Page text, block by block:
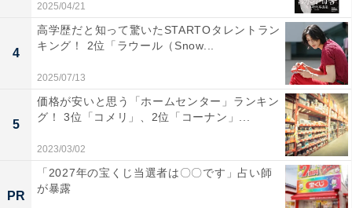
2025/04/21
4
高学歴だと知って驚いたSTARTOタレントラン
キング！ 2位「ラウール（Snow...
2025/07/13
5
価格が安いと思う「ホームセンター」ランキン
グ！ 3位「コメリ」、2位「コーナン」...
2023/03/02
PR
「2027年の宝くじ当選者は〇〇です」占い師
が暴露